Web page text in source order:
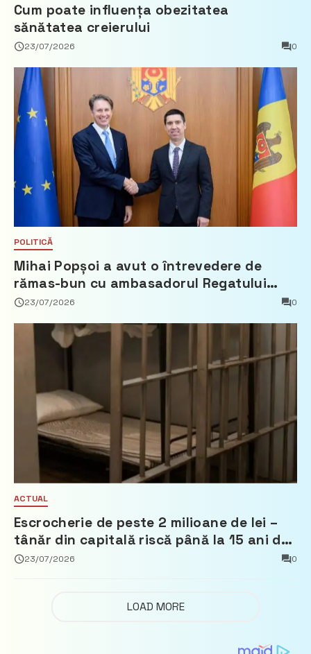
Cum poate influența obezitatea
sănătatea creierului
23/07/2026 0
POLITICĂ
Mihai Popșoi a avut o întrevedere de
rămas-bun cu ambasadorul Regatului
Țărilor de Jos, Fred Duijn
23/07/2026 0
ACTUAL
Escrocherie de peste 2 milioane de lei –
tânăr din capitală riscă până la 15 ani de
închisoare
23/07/2026 0
LOAD MORE